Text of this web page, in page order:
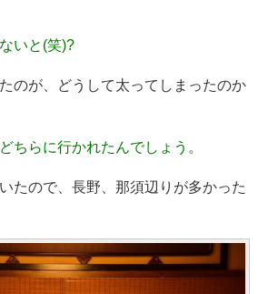
いと(笑)?
のが、どうして太ってしまったのか
ちらに行かれたんでしょう。
たので、長野、那須辺りが多かった